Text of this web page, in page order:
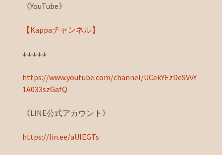
《YouTube》
【Kappaチャンネル】
↓↓↓↓↓
https://www.youtube.com/channel/UCekYEzDeSVvY
1A033szGafQ
《LINE公式アカウント》
https://lin.ee/aUIEGTs